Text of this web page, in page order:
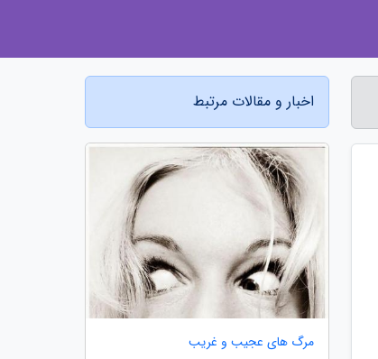
اخبار و مقالات مرتبط
مرگ های عجیب و غریب